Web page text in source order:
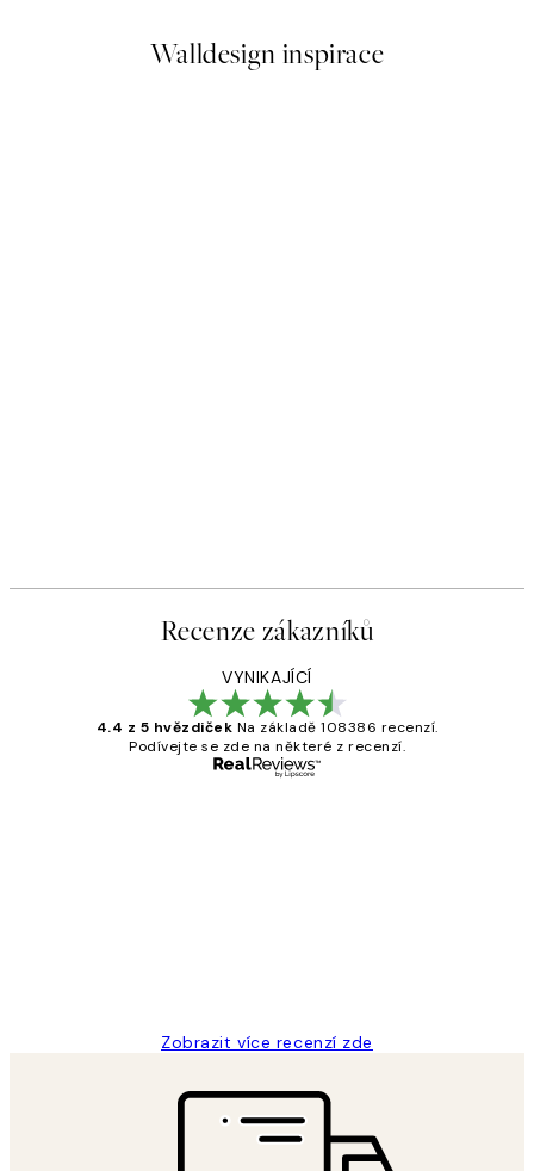
Walldesign inspirace
Recenze zákazníků
VYNIKAJÍCÍ
4.4 z 5 hvězdiček Na základě 108386 recenzí.
Podívejte se zde na některé z recenzí.
Zobrazit více recenzí zde